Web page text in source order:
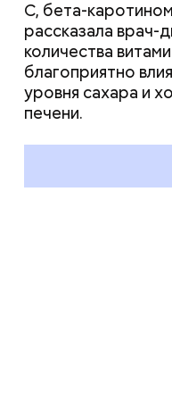
День шевеления
и Международный
подкаблучника: какие
праздники
С, бета-
рассказала
количества
благоприятно
уровня сахара и
печени.